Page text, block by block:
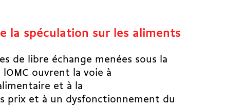
la spéculation sur les aliments
de libre échange menées sous la
ouvrent la voie à
et à la
prix et à un dysfonctionnement du